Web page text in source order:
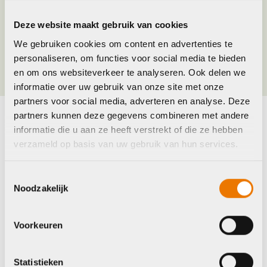
Deze website maakt gebruik van cookies
We gebruiken cookies om content en advertenties te
personaliseren, om functies voor social media te bieden
en om ons websiteverkeer te analyseren. Ook delen we
informatie over uw gebruik van onze site met onze
partners voor social media, adverteren en analyse. Deze
partners kunnen deze gegevens combineren met andere
informatie die u aan ze heeft verstrekt of die ze hebben
verzameld op basis van uw gebruik van hun services.
Noodzakelijk
Voorkeuren
Statistieken
Jaar
Maak je fiets compleet
Shimano BBB